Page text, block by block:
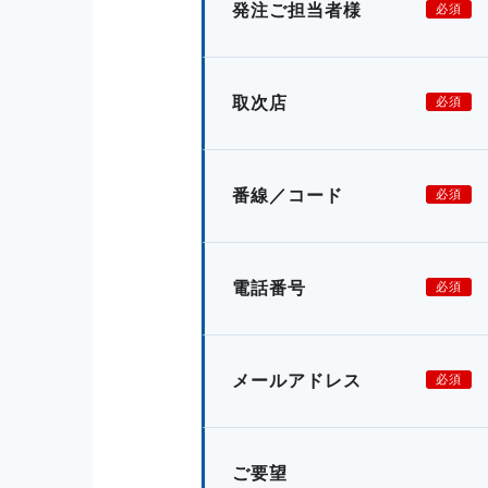
発注ご担当者様 必須
取次店 必須
番線／コード 必須
電話番号 必須
メールアドレス 必須
ご要望